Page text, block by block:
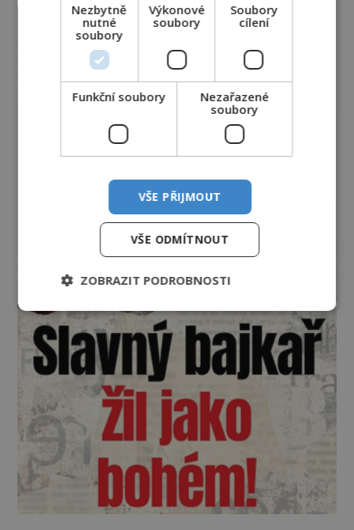
Nezbytně
nutné
soubory
Výkonové
soubory
Soubory
cílení
Funkční soubory
Nezařazené
soubory
VŠE PŘIJMOUT
VŠE ODMÍTNOUT
ZOBRAZIT PODROBNOSTI